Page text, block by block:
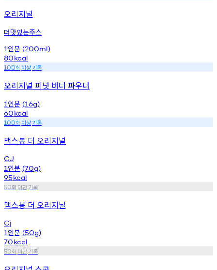
오리지널
더맛있는주스
1 인분 (200ml)
80kcal
100회 이상기록
오리지널 피넛 버터 파우더
1 인분 (16g)
60kcal
100회 이상기록
맥스봉 더 오리지널
CJ
1 인분 (70g)
95kcal
50회 미만기록
맥스봉 더 오리지널
Cj
1 인분 (50g)
70kcal
50회 미만기록